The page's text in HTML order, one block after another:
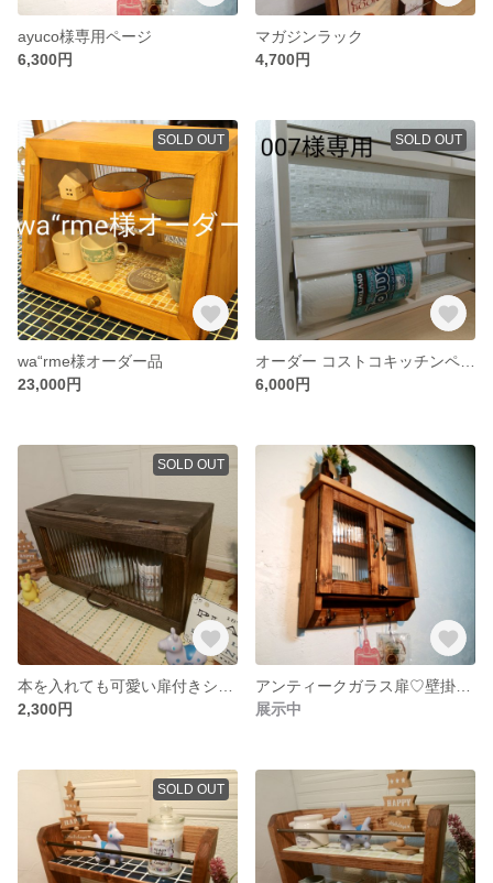
ayuco様専用ページ
6,300円
マガジンラック
4,700円
SOLD OUT
wa“rme様オーダー品
23,000円
SOLD OUT
6,000円
SOLD OUT
2,300円
展示中
SOLD OUT